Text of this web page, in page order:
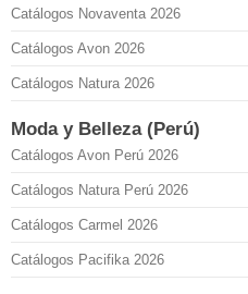
Catálogos Novaventa 2026
Catálogos Avon 2026
Catálogos Natura 2026
Moda y Belleza (Perú)
Catálogos Avon Perú 2026
Catálogos Natura Perú 2026
Catálogos Carmel 2026
Catálogos Pacifika 2026